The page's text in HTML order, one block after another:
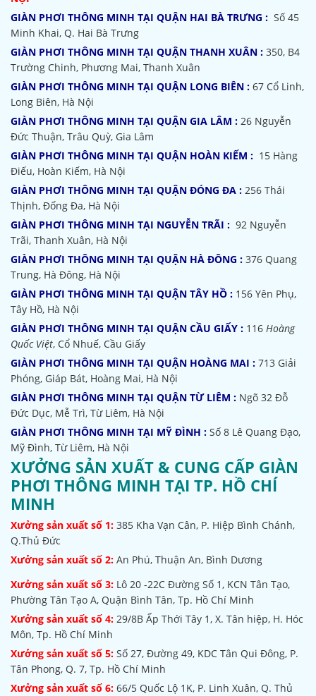
GIÀN PHƠI THÔNG MINH TẠI QUẬN HAI BÀ TRƯNG : Số 45
Minh Khai, Q. Hai Bà Trưng
GIÀN PHƠI THÔNG MINH TẠI QUẬN THANH XUÂN : 350, B4
Trường Chinh, Phương Mai, Thanh Xuân
GIÀN PHƠI THÔNG MINH TẠI QUẬN LONG BIÊN : 67 Cổ Linh,
Long Biên, Hà Nội
GIÀN PHƠI THÔNG MINH TẠI QUẬN GIA LÂM : 26 Nguyễn
Đức Thuận, Trâu Quỳ, Gia Lâm
GIÀN PHƠI THÔNG MINH TẠI QUẬN HOÀN KIẾM : 15 Hàng
Điếu, Hoàn Kiếm, Hà Nội
GIÀN PHƠI THÔNG MINH TẠI QUẬN ĐÓNG ĐA : 256 Thái
Thịnh, Đống Đa, Hà Nội
GIÀN PHƠI THÔNG MINH TẠI NGUYỄN TRÃI : 92 Nguyễn
Trãi, Thanh Xuân, Hà Nội
GIÀN PHƠI THÔNG MINH TẠI QUẬN HÀ ĐÔNG : 376 Quang
Trung, Hà Đông, Hà Nội
GIÀN PHƠI THÔNG MINH TẠI QUẬN TÂY HỒ : 156 Yên Phụ,
Tây Hồ, Hà Nội
GIÀN PHƠI THÔNG MINH TẠI QUẬN CẦU GIẤY : 116 Hoàng
Quốc Việt, Cổ Nhuế, Cầu Giấy
GIÀN PHƠI THÔNG MINH TẠI QUẬN HOÀNG MAI : 713 Giải
Phóng, Giáp Bát, Hoàng Mai, Hà Nội
GIÀN PHƠI THÔNG MINH TẠI QUẬN TỪ LIÊM : Ngõ 32 Đỗ
Đức Dục, Mễ Trì, Từ Liêm, Hà Nội
GIÀN PHƠI THÔNG MINH TẠI MỸ ĐÌNH : Số 8 Lê Quang Đạo,
Mỹ Đình, Từ Liêm, Hà Nội
XƯỞNG SẢN XUẤT & CUNG CẤP GIÀN
PHƠI THÔNG MINH TẠI TP. HỒ CHÍ
MINH
Xưởng sản xuất số 1: 385 Kha Vạn Cân, P. Hiệp Bình Chánh,
Q.Thủ Đức
Xưởng sản xuất số 2: An Phú, Thuận An, Bình Dương
Xưởng sản xuất số 3: Lô 20 -22C Đường Số 1, KCN Tân Tạo,
Phường Tân Tạo A, Quận Bình Tân, Tp. Hồ Chí Minh
Xưởng sản xuất số 4: 29/8B Ấp Thới Tây 1, X. Tân hiệp, H. Hóc
Môn, Tp. Hồ Chí Minh
Xưởng sản xuất số 5: Số 27, Đường 49, KDC Tân Qui Đông, P.
Tân Phong, Q. 7, Tp. Hồ Chí Minh
Xưởng sản xuất số 6: 66/5 Quốc Lộ 1K, P. Linh Xuân, Q. Thủ